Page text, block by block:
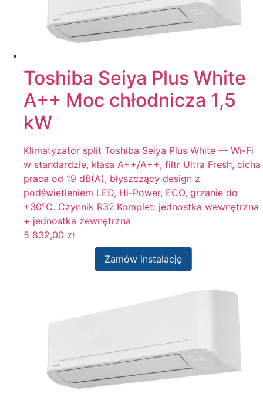
Toshiba Seiya Plus White
A++ Moc chłodnicza 1,5
kW
Klimatyzator split Toshiba Seiya Plus White — Wi-Fi
w standardzie, klasa A++/A++, filtr Ultra Fresh, cicha
praca od 19 dB(A), błyszczący design z
podświetleniem LED, Hi-Power, ECO, grzanie do
+30°C. Czynnik R32.Komplet: jednostka wewnętrzna
+ jednostka zewnętrzna
5 832,00 zł
Zamów instalację